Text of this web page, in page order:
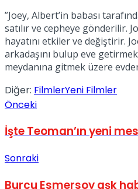
View All Result
”Joey, Albert’in babası
satılır ve cepheye gönderilir.
hayatını etkiler ve değiştirir.
arkadaşını bulup eve
meydanına gitmek üzere
Diğer: FilmlerYeni Filmler
Önceki
İşte Teoman’ın yeni
Sonraki
Burcu Esmersoy aşk